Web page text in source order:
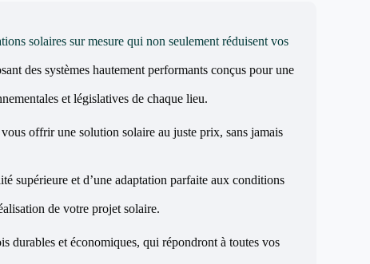
solaires sur mesure qui non seulement réduisent vos
des systèmes hautement performants conçus pour une
et législatives de chaque lieu.
offrir une solution solaire au juste prix, sans jamais
supérieure et d’une adaptation parfaite aux conditions
de votre projet solaire.
durables et économiques, qui répondront à toutes vos